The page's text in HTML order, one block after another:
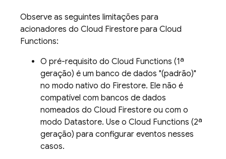
Observe as seguintes limitações para
acionadores do Cloud Firestore para Cloud
Functions:
O pré-requisito do Cloud Functions (1ª
geração) é um banco de dados "(padrão)"
no modo nativo do Firestore. Ele não é
compatível com bancos de dados
nomeados do Cloud Firestore ou com o
modo Datastore. Use o Cloud Functions (2ª
geração) para configurar eventos nesses
casos.